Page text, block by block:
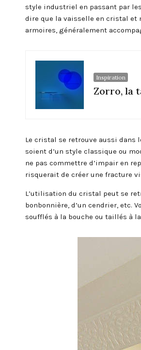
style industriel en passant par
dire que la vaisselle en cristal et
armoires, généralement
Inspiration
Zorro, la
Le cristal se retrouve aussi dans
soient d’un style classique ou
ne pas commettre d’impair en
risquerait de créer une fracture
L’utilisation du cristal peut se
bonbonnière, d’un cendrier, etc.
soufflés à la bouche ou taillés à